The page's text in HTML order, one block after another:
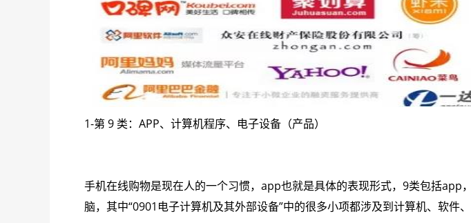
1-第 9 类：APP、计算机程序、电子设备（产品）
手机在线购物是现在人的一个习惯，app也就是具体的表现形式，9类包括
脑，其中“0901电子计算机及其外部设备”中的很多小项都涉及到计算机、软件